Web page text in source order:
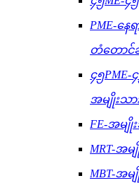
PME-နေ
တံတောင်
၄၅PME-
အမျိုးသ
FE-အမ
MRT-အ
MBT-အ